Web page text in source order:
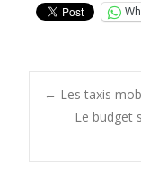
Post
← Les taxis
Le budget